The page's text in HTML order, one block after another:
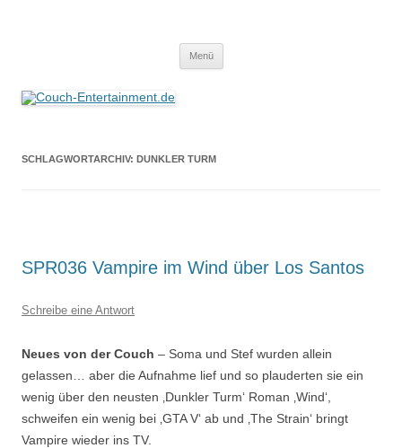
Menü
SCHLAGWORTARCHIV: DUNKLER TURM
SPR036 Vampire im Wind über Los Santos
Schreibe eine Antwort
Neues von der Couch – Soma und Stef wurden allein
gelassen… aber die Aufnahme lief und so plauderten sie ein
wenig über den neusten ‚Dunkler Turm‘ Roman ‚Wind‘,
schweifen ein wenig bei ‚GTA V‘ ab und ‚The Strain‘ bringt
Vampire wieder ins TV.